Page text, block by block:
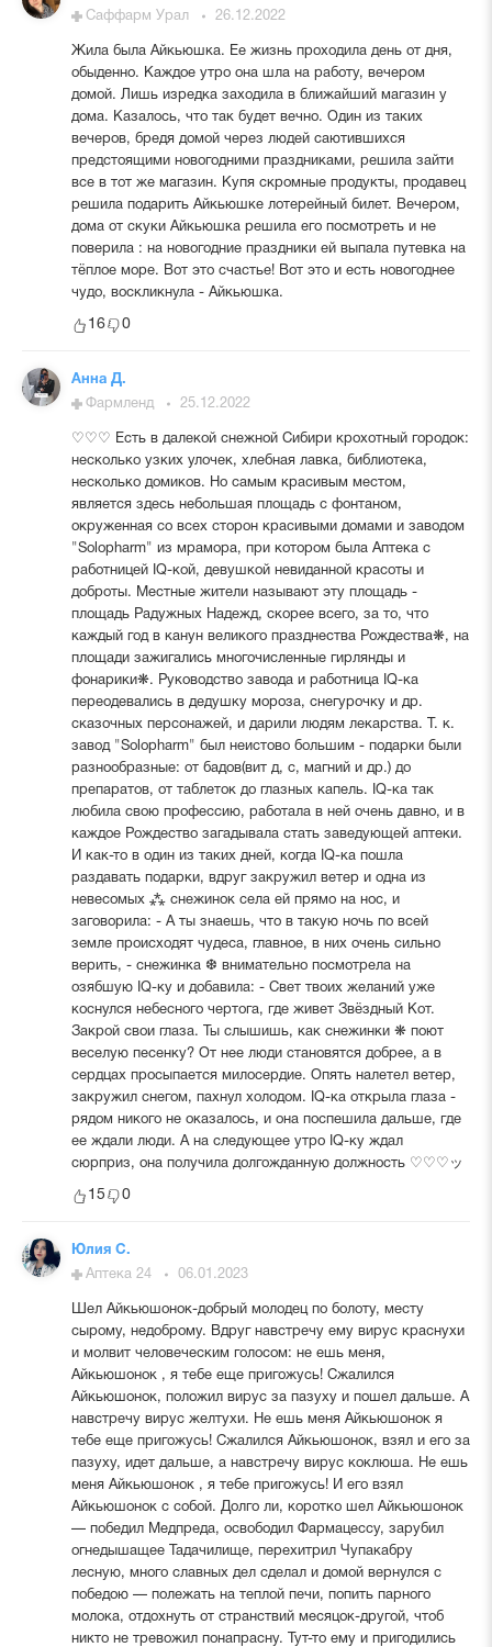
Саффарм Урал 26.12.2022
Жила была Айкьюшка. Ее жизнь проходила день от дня,
обыденно. Каждое утро она шла на работу, вечером
домой. Лишь изредка заходила в ближайший магазин у
дома. Казалось, что так будет вечно. Один из таких
вечеров, бредя домой через людей саютившихся
предстоящими новогодними праздниками, решила зайти
все в тот же магазин. Купя скромные продукты, продавец
решила подарить Айкьюшке лотерейный билет. Вечером,
дома от скуки Айкьюшка решила его посмотреть и не
поверила : на новогодние праздники ей выпала путевка на
тёплое море. Вот это счастье! Вот это и есть новогоднее
чудо, воскликнула - Айкьюшка.
16 0
Анна Д.
Фармленд
25.12.2022
♡♡♡ Есть в далекой снежной Сибири крохотный городок:
несколько узких улочек, хлебная лавка, библиотека,
несколько домиков. Но самым красивым местом,
является здесь небольшая площадь с фонтаном,
окруженная со всех сторон красивыми домами и заводом
"Solopharm" из мрамора, при котором была Аптека с
работницей IQ-кой, девушкой невиданной красоты и
доброты. Местные жители называют эту площадь -
площадь Радужных Надежд, скорее всего, за то, что
каждый год в канун великого празднества Рождества❋, на
площади зажигались многочисленные гирлянды и
фонарики❋. Руководство завода и работница IQ-ка
переодевались в дедушку мороза, снегурочку и др.
сказочных персонажей, и дарили людям лекарства. Т. к.
завод "Solopharm" был неистово большим - подарки были
разнообразные: от бадов(вит д, с, магний и др.) до
препаратов, от таблеток до глазных капель. IQ-ка так
любила свою профессию, работала в ней очень давно, и в
каждое Рождество загадывала стать заведующей аптеки.
И как-то в один из таких дней, когда IQ-ка пошла
раздавать подарки, вдруг закружил ветер и одна из
невесомых ⁂ снежинок села ей прямо на нос, и
заговорила: - А ты знаешь, что в такую ночь по всей
земле происходят чудеса, главное, в них очень сильно
верить, - снежинка ❆ внимательно посмотрела на
озябшую IQ-ку и добавила: - Свет твоих желаний уже
коснулся небесного чертога, где живет Звёздный Кот.
Закрой свои глаза. Ты слышишь, как снежинки ❋ поют
веселую песенку? От нее люди становятся добрее, а в
сердцах просыпается милосердие. Опять налетел ветер,
закружил снегом, пахнул холодом. IQ-ка открыла глаза -
рядом никого не оказалось, и она поспешила дальше, где
ее ждали люди. А на следующее утро IQ-ку ждал
сюрприз, она получила долгожданную должность ♡♡♡ッ
15 0
Юлия С.
Аптека 24
06.01.2023
Шел Айкьюшонок-добрый молодец по болоту, месту
сырому, недоброму. Вдруг навстречу ему вирус краснухи
и молвит человеческим голосом: не ешь меня,
Айкьюшонок , я тебе еще пригожусь! Сжалился
Айкьюшонок, положил вирус за пазуху и пошел дальше. А
навстречу вирус желтухи. Не ешь меня Айкьюшонок я
тебе еще пригожусь! Сжалился Айкьюшонок, взял и его за
пазуху, идет дальше, а навстречу вирус коклюша. Не ешь
меня Айкьюшонок , я тебе пригожусь! И его взял
Айкьюшонок с собой. Долго ли, коротко шел Айкьюшонок
— победил Медпреда, освободил Фармацессу, зарубил
огнедышащее Тадачилище, перехитрил Чупакабру
лесную, много славных дел сделал и домой вернулся с
победою — полежать на теплой печи, попить парного
молока, отдохнуть от странствий месяцок-другой, чтоб
никто не тревожил понапрасну. Тут-то ему и пригодились